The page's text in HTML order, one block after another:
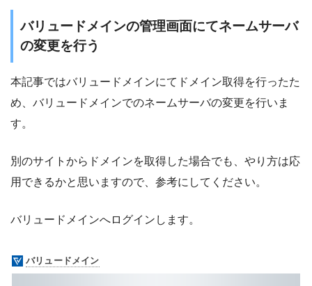
バリュードメインの管理画面にてネームサーバ
の変更を行う
本記事ではバリュードメインにてドメイン取得を行ったた
め、バリュードメインでのネームサーバの変更を行いま
す。
別のサイトからドメインを取得した場合でも、やり方は応
用できるかと思いますので、参考にしてください。
バリュードメインへログインします。